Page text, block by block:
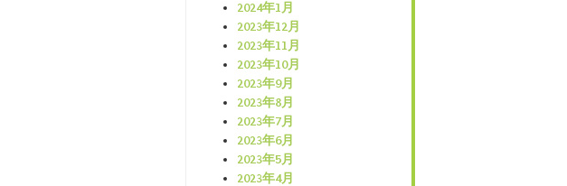
2024年1月
2023年12月
2023年11月
2023年10月
2023年9月
2023年8月
2023年7月
2023年6月
2023年5月
2023年4月